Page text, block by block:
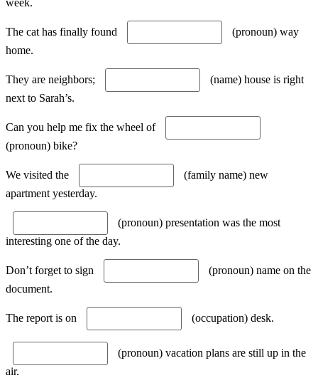
The cat has finally found
(pronoun) way
home.
They are neighbors;
(name) house is right
next to Sarah’s.
Can you help me fix the wheel of
(pronoun) bike?
We visited the
(family name) new
apartment yesterday.
(pronoun) presentation was the most
interesting one of the day.
Don’t forget to sign
(pronoun) name on the
document.
The report is on (occupation) desk.
(pronoun) vacation plans are still up in the
air.